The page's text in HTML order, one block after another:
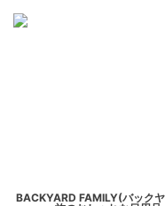
BACKYARD FAMILY(バック